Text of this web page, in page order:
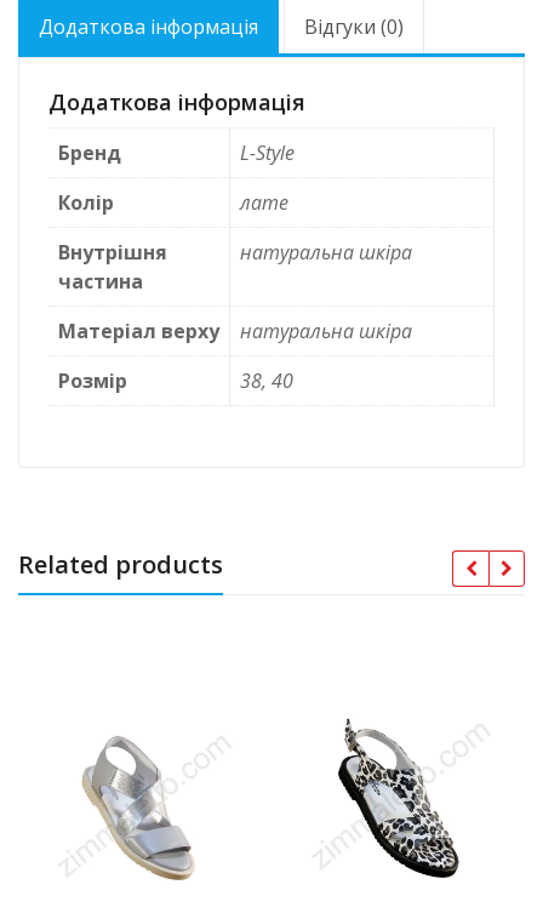
Додаткова інформація Відгуки (0)
Додаткова інформація
Бренд
L-Style
Колір
лате
Внутрішня
частина
натуральна шкіра
Матеріал верху
натуральна шкіра
Розмір
38, 40
Related products